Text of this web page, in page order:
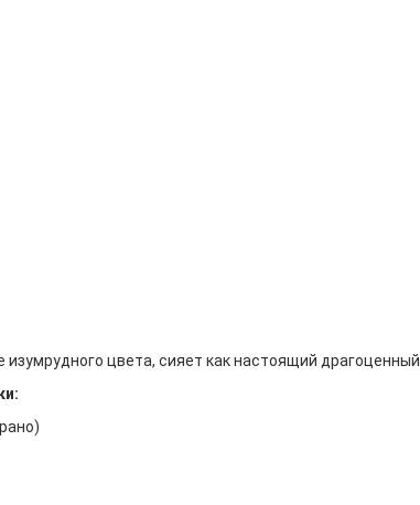
изумрудного цвета, сияет как настоящий